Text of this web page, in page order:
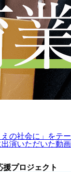
の社会に」をテー
演いただいた動画
援プロジェクト